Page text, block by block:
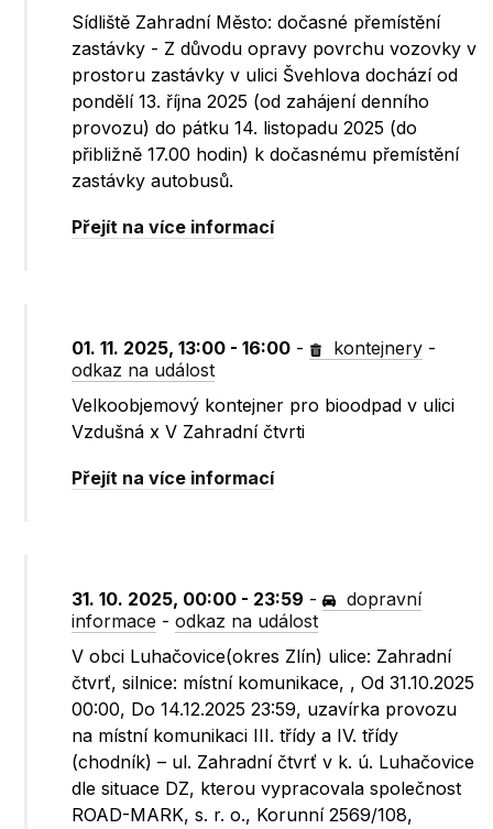
Sídliště Zahradní Město: dočasné přemístění
zastávky - Z důvodu opravy povrchu vozovky v
prostoru zastávky v ulici Švehlova dochází od
pondělí 13. října 2025 (od zahájení denního
provozu) do pátku 14. listopadu 2025 (do
přibližně 17.00 hodin) k dočasnému přemístění
zastávky autobusů.
Přejít na více informací
01. 11. 2025, 13:00 - 16:00 - kontejnery -
odkaz na událost
Velkoobjemový kontejner pro bioodpad v ulici
Vzdušná x V Zahradní čtvrti
Přejít na více informací
31. 10. 2025, 00:00 - 23:59 -
dopravní
informace -odkaz na událost
V obci Luhačovice(okres Zlín) ulice: Zahradní
čtvrť, silnice: místní komunikace, , Od 31.10.2025
00:00, Do 14.12.2025 23:59, uzavírka provozu
na místní komunikaci III. třídy a IV. třídy
(chodník) – ul. Zahradní čtvrť v k. ú. Luhačovice
dle situace DZ, kterou vypracovala společnost
ROAD-MARK, s. r. o., Korunní 2569/108,